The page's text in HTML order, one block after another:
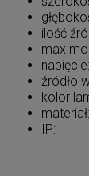
ilość
max
napięcie:
źródło
kolor
materiał:
IP: